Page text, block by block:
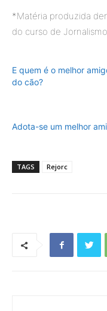
*Matéria produzida
do curso de
E quem é o melhor
do cão?
Adota-se um melhor
TAGS Rejorc